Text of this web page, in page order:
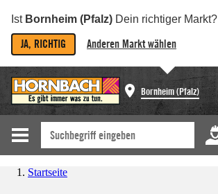
Ist Bornheim (Pfalz) Dein richtiger Markt?
JA, RICHTIG Anderen Markt wählen
Bornheim (Pfalz)
Startseite